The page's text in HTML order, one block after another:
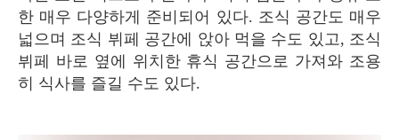
한 매우 다양하게 준비되어 있다. 조식 공간도 매우
넓으며 조식 뷔페 공간에 앉아 먹을 수도 있고, 조식
뷔페 바로 옆에 위치한 휴식 공간으로 가져와 조용
히 식사를 즐길 수도 있다.